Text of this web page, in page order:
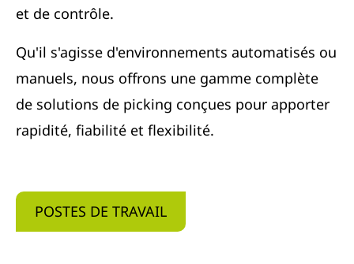
et de contrôle.
Qu'il s'agisse d'environnements automatisés ou
manuels, nous offrons une gamme complète
de solutions de picking conçues pour apporter
rapidité, fiabilité et flexibilité.
POSTES DE TRAVAIL